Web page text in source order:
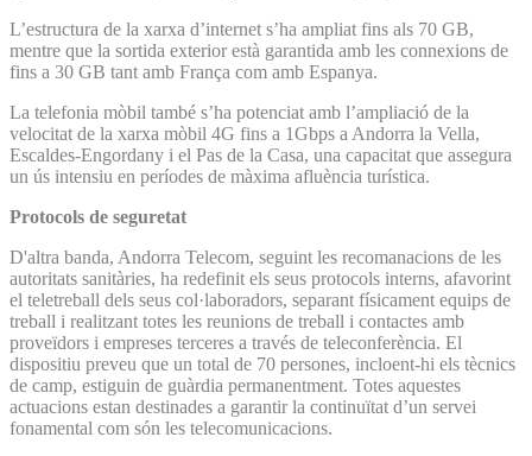
L’estructura de la xarxa d’internet s’ha ampliat fins als 70 GB,
mentre que la sortida exterior està garantida amb les connexions de
fins a 30 GB tant amb França com amb Espanya.
La telefonia mòbil també s’ha potenciat amb l’ampliació de la
velocitat de la xarxa mòbil 4G fins a 1Gbps a Andorra la Vella,
Escaldes-Engordany i el Pas de la Casa, una capacitat que assegura
un ús intensiu en períodes de màxima afluència turística.
Protocols de seguretat
D'altra banda, Andorra Telecom, seguint les recomanacions de les
autoritats sanitàries, ha redefinit els seus protocols interns, afavorint
el teletreball dels seus col·laboradors, separant físicament equips de
treball i realitzant totes les reunions de treball i contactes amb
proveïdors i empreses terceres a través de teleconferència. El
dispositiu preveu que un total de 70 persones, incloent-hi els tècnics
de camp, estiguin de guàrdia permanentment. Totes aquestes
actuacions estan destinades a garantir la continuïtat d’un servei
fonamental com són les telecomunicacions.